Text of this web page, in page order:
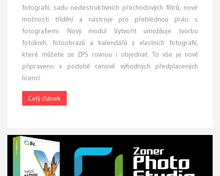
fotografií, sadu nedestruktivních přechodových filtrů, nové
možnosti třídění a nástroje pro přehlednou práci s
fotografiemi. Nový modul Vytvořit umožňuje tvorbu
fotoknih, fotoobrazů a kalendářů z vlastních fotografií,
které můžete ze ZPS rovnou i objednat. To vše je nově
připraveno v podobě cenově výhodných předplacených
licencí.
Celý článek